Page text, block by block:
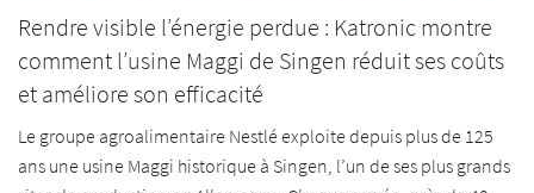
Rendre visible l’énergie perdue : Katronic montre
comment l’usine Maggi de Singen réduit ses coûts
et améliore son efficacité
Le groupe agroalimentaire Nestlé exploite depuis plus de 125
ans une usine Maggi historique à Singen, l’un de ses plus grands